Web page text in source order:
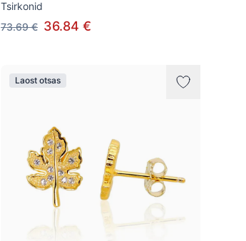
Tsirkonid
73.69 € 36.84 €
Laost otsas